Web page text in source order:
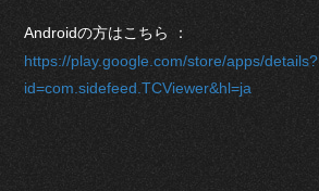
Androidの方はこちら ：
https://play.google.com/store/apps/details?
id=com.sidefeed.TCViewer&hl=ja